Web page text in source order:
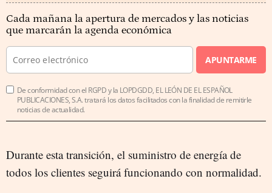
Cada mañana la apertura de mercados y las noticias
que marcarán la agenda económica
APUNTARME
De conformidad con el RGPD y la LOPDGDD, EL LEÓN DE EL ESPAÑOL
PUBLICACIONES, S.A. tratará los datos facilitados con la finalidad de remitirle
noticias de actualidad.
Durante esta transición, el suministro de energía de
todos los clientes seguirá funcionando con normalidad.